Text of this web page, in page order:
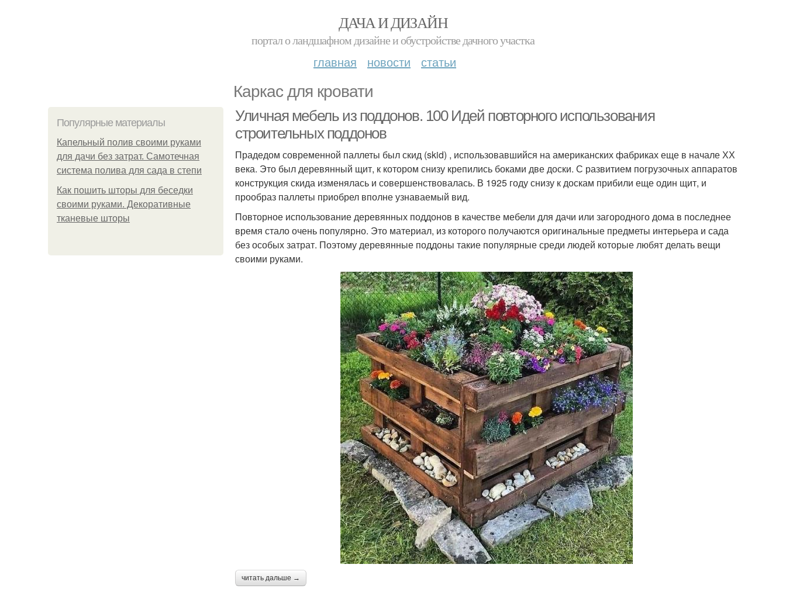
ДАЧА И ДИЗАЙН
портал о ландшафном дизайне и обустройстве дачного участка
главная новости статьи
Каркас для кровати
Популярные материалы
Капельный полив своими руками
для дачи без затрат. Самотечная
система полива для сада в степи
Как пошить шторы для беседки
своими руками. Декоративные
тканевые шторы
Уличная мебель из поддонов. 100 Идей повторного использования
строительных поддонов
Прадедом современной паллеты был скид (skid) , использовавшийся на американских фабриках еще в начале ХХ
века. Это был деревянный щит, к котором снизу крепились боками две доски. С развитием погрузочных аппаратов
конструкция скида изменялась и совершенствовалась. В 1925 году снизу к доскам прибили еще один щит, и
прообраз паллеты приобрел вполне узнаваемый вид.
Повторное использование деревянных поддонов в качестве мебели для дачи или загородного дома в последнее
время стало очень популярно. Это материал, из которого получаются оригинальные предметы интерьера и сада
без особых затрат. Поэтому деревянные поддоны такие популярные среди людей которые любят делать вещи
своими руками.
читать дальше →